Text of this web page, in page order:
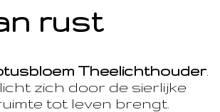
rust
Theelichthouder.
zich door de sierlijke
tot leven brengt.